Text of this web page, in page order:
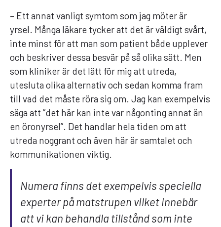
– Ett annat vanligt symtom som jag möter är
yrsel. Många läkare tycker att det är väldigt svårt,
inte minst för att man som patient både upplever
och beskriver dessa besvär på så olika sätt. Men
som kliniker är det lätt för mig att utreda,
utesluta olika alternativ och sedan komma fram
till vad det måste röra sig om. Jag kan exempelvis
säga att ”det här kan inte var någonting annat än
en öronyrsel”. Det handlar hela tiden om att
utreda noggrant och även här är samtalet och
kommunikationen viktig.
Numera finns det exempelvis speciella
experter på matstrupen vilket innebär
att vi kan behandla tillstånd som inte